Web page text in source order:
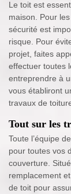
Le toit est
maison. Pour
sécurité est
risque. Pour
projet, faites
effectuer toutes
entreprendre à
vous établiront
travaux de
Tout sur les
Toute l’équipe
pour toutes vos
couverture.
remplacement
de toit pour